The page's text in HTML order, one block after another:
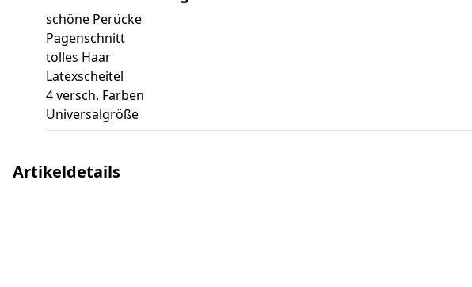
schöne Perücke
Pagenschnitt
tolles Haar
Latexscheitel
4 versch. Farben
Universalgröße
Artikeldetails